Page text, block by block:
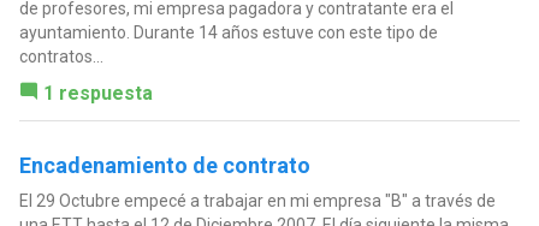
de profesores, mi empresa pagadora y contratante era el
ayuntamiento. Durante 14 años estuve con este tipo de
contratos...
1 respuesta
Encadenamiento de contrato
El 29 Octubre empecé a trabajar en mi empresa "B" a través de